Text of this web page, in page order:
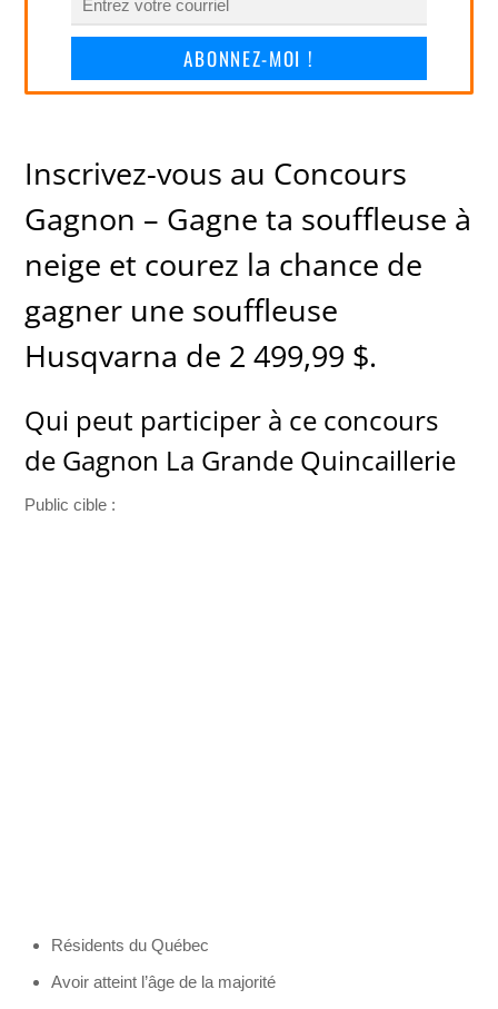
ABONNEZ-MOI !
Inscrivez-vous au Concours
Gagnon – Gagne ta souffleuse à
neige et courez la chance de
gagner une souffleuse
Husqvarna de 2 499,99 $.
Qui peut participer à ce concours
de Gagnon La Grande Quincaillerie
Public cible :
Résidents du Québec
Avoir atteint l’âge de la majorité